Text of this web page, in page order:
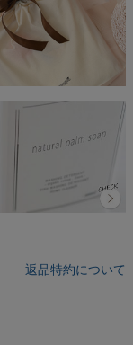
返品特約について